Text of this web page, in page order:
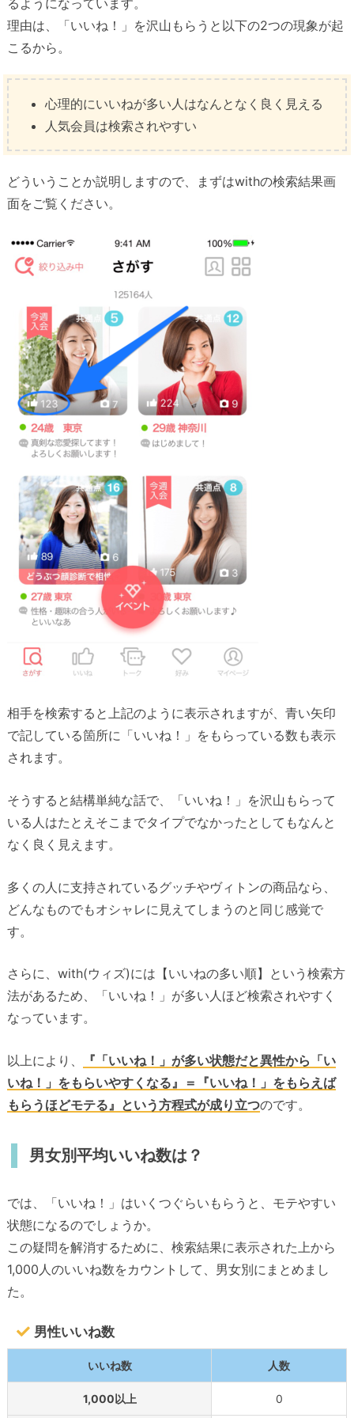
理由は、「いいね！」を沢山もらうと以下の2つの現象が起
こるから。
心理的にいいねが多い人はなんとなく良く見える
人気会員は検索されやすい
どういうことか説明しますので、まずはwithの検索結果画
面をご覧ください。
相手を検索すると上記のように表示されますが、青い矢印
で記している箇所に「いいね！」をもらっている数も表示
されます。
そうすると結構単純な話で、「いいね！」を沢山もらって
いる人はたとえそこまでタイプでなかったとしてもなんと
なく良く見えます。
多くの人に支持されているグッチやヴィトンの商品なら、
どんなものでもオシャレに見えてしまうのと同じ感覚で
す。
さらに、with(ウィズ)には【いいねの多い順】という検索方
法があるため、「いいね！」が多い人ほど検索されやすく
なっています。
以上により、
『「いいね！」が多い状態だと異性から「い
いね！」をもらいやすくなる』＝『いいね！」をもらえば
もらうほどモテる』という方程式が成り立つのです。
男女別平均いいね数は？
では、「いいね！」はいくつぐらいもらうと、モテやすい
状態になるのでしょうか。
この疑問を解消するために、検索結果に表示された上から
1,000人のいいね数をカウントして、男女別にまとめまし
た。
男性いいね数
いいね数 人数
1,000以上 0